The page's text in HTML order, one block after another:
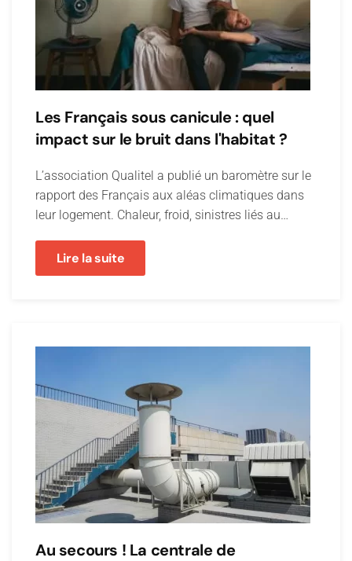
Les Français sous canicule : quel
impact sur le bruit dans l'habitat ?
L’association Qualitel a publié un baromètre sur le
rapport des Français aux aléas climatiques dans
leur logement. Chaleur, froid, sinistres liés au…
Lire la suite
Au secours ! La centrale de